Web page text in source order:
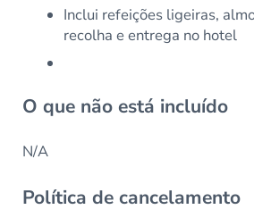
Inclui refeições ligeiras,
recolha e entrega no hotel
O que não está incluído
N/A
Política de cancelamento